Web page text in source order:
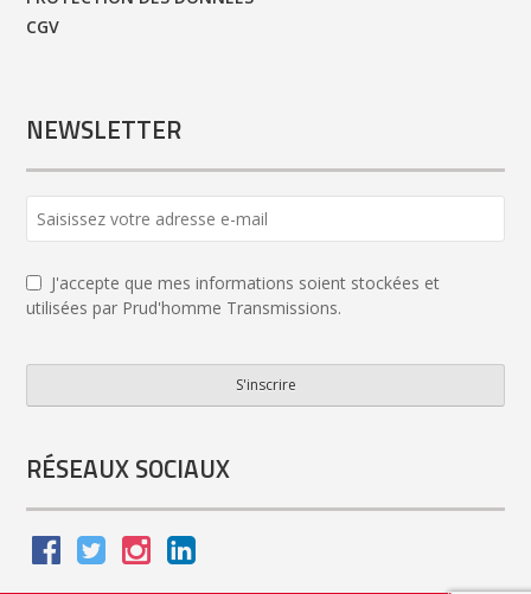
CGV
NEWSLETTER
J'accepte que mes informations soient stockées et
utilisées par Prud'homme Transmissions.
S'inscrire
Email *
RÉSEAUX SOCIAUX